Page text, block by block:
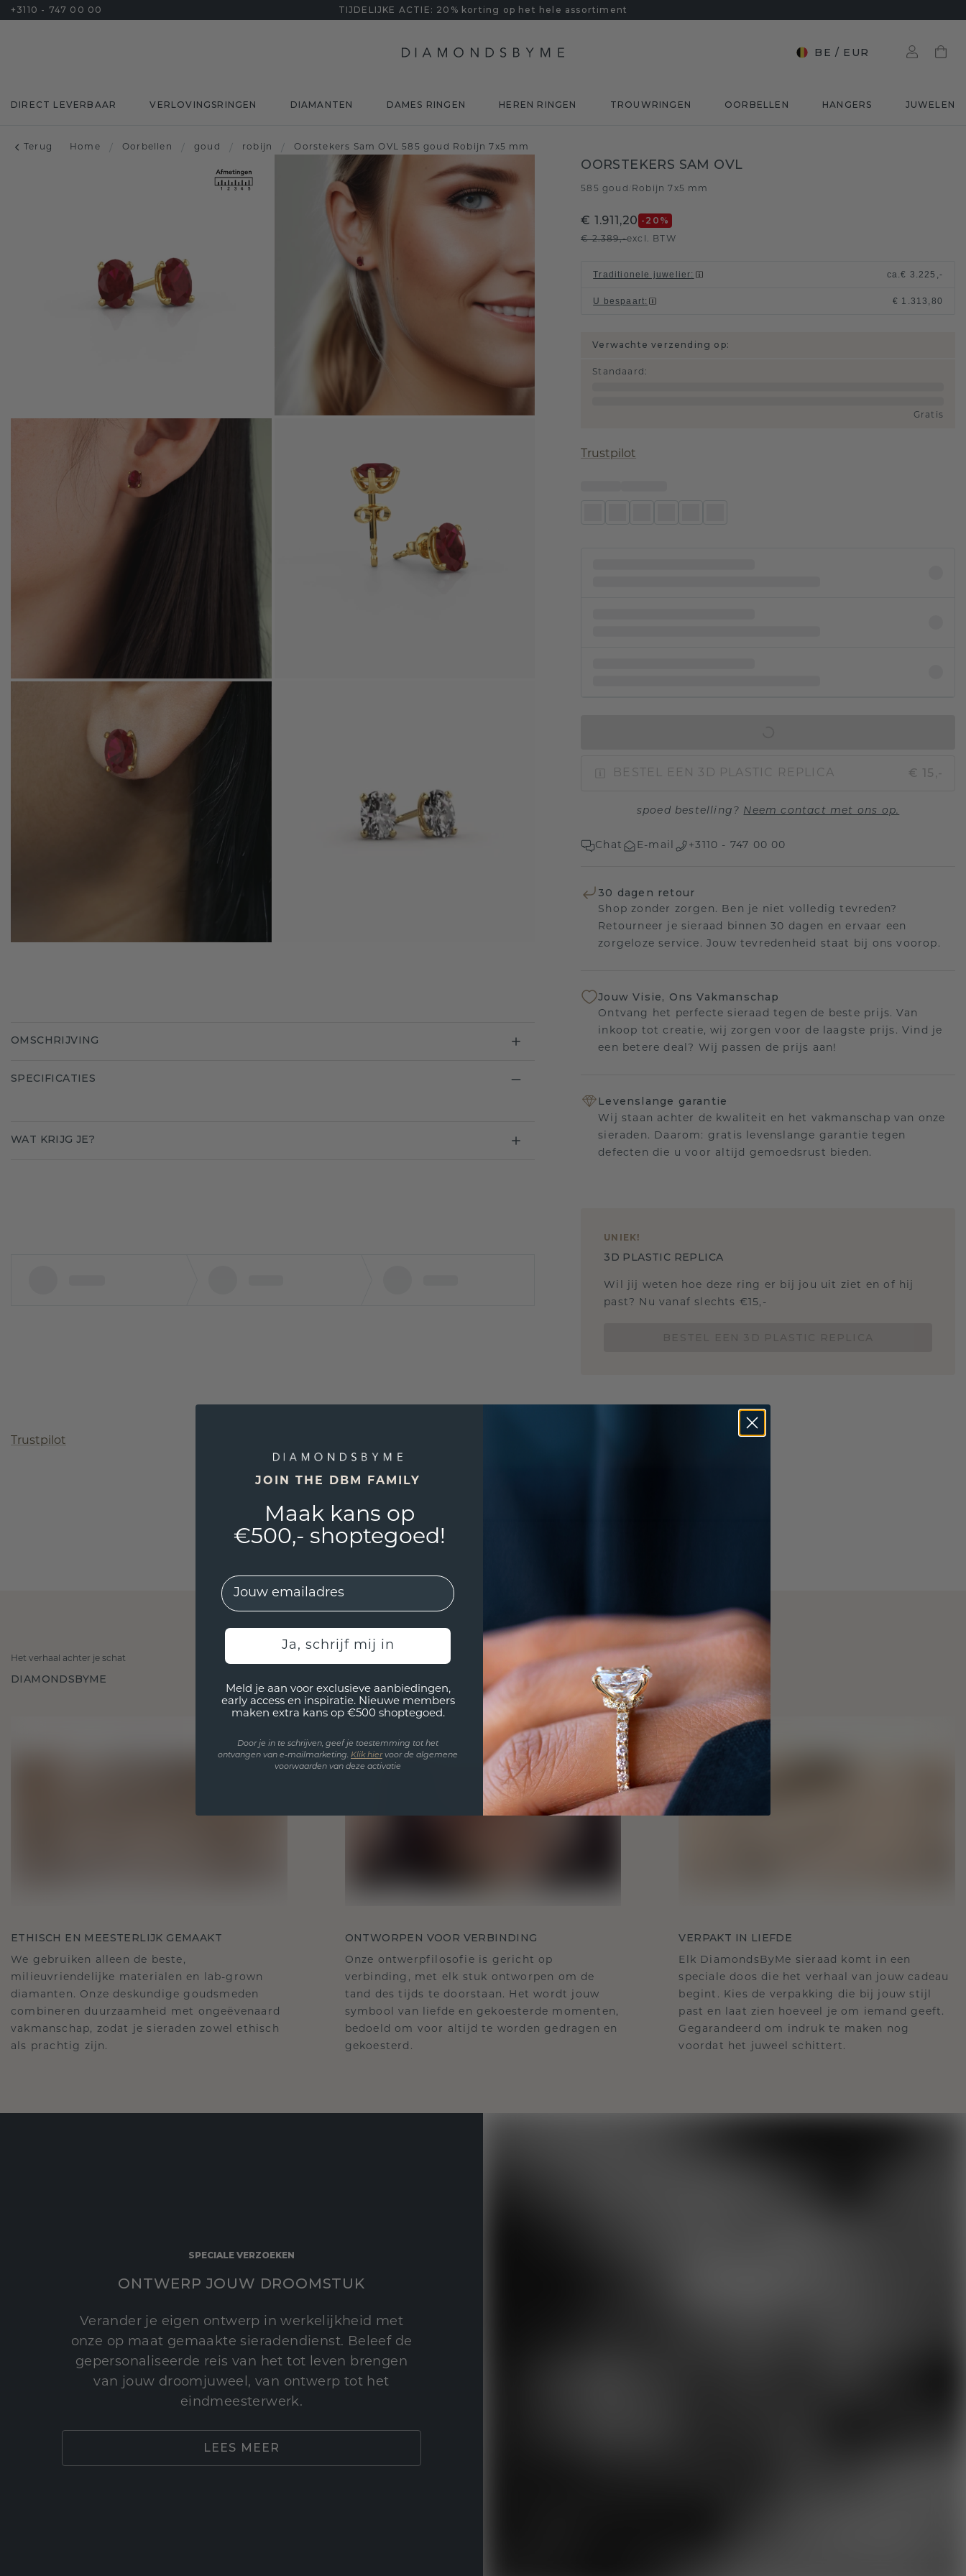
+3110 - 747 00 00 TIJDELIJKE ACTIE: 20% korting op het hele assortiment
BE / EUR
DIRECT LEVERBAAR VERLOVINGSRINGEN DIAMANTEN DAMES RINGEN HEREN RINGEN TROUWRINGEN OORBELLEN HANGERS JUWELEN
Terug Home / Oorbellen / goud / robijn / Oorstekers Sam OVL 585 goud Robijn 7x5 mm
OORSTEKERS SAM OVL
585 goud Robijn 7x5 mm
€ 1.911,20 -20 %
€ 2.389,-excl. BTW
Traditionele juwelier: ca.€ 3.225,-
U bespaart: € 1.313,80
Verwachte verzending op:
Standaard :
Gratis
Trustpilot
BESTEL EEN 3D PLASTIC REPLICA € 15,-
spoed bestelling? Neem contact met ons op.
Chat E-mail +3110 - 747 00 00
30 dagen retour
Shop zonder zorgen. Ben je niet volledig tevreden?
Retourneer je sieraad binnen 30 dagen en ervaar een
zorgeloze service. Jouw tevredenheid staat bij ons voorop.
Jouw Visie, Ons Vakmanschap
Ontvang het perfecte sieraad tegen de beste prijs. Van
inkoop tot creatie, wij zorgen voor de laagste prijs. Vind je
een betere deal? Wij passen de prijs aan!
Levenslange garantie
Wij staan achter de kwaliteit en het vakmanschap van onze
sieraden. Daarom: gratis levenslange garantie tegen
defecten die u voor altijd gemoedsrust bieden.
UNIEK!
3D PLASTIC REPLICA
Wil jij weten hoe deze ring er bij jou uit ziet en of hij
past? Nu vanaf slechts €15,-
OMSCHRIJVING
SPECIFICATIES
WAT KRIJG JE?
Trustpilot
Het verhaal achter je schat
DIAMONDSBYME
ETHISCH EN MEESTERLIJK GEMAAKT
We gebruiken alleen de beste,
milieuvriendelijke materialen en lab-grown
diamanten. Onze deskundige goudsmeden
combineren duurzaamheid met ongeëvenaard
vakmanschap, zodat je sieraden zowel ethisch
als prachtig zijn.
ONTWORPEN VOOR VERBINDING
Onze ontwerpfilosofie is gericht op
verbinding, met elk stuk ontworpen om de
tand des tijds te doorstaan. Het wordt jouw
symbool van liefde en gekoesterde momenten,
bedoeld om voor altijd te worden gedragen en
gekoesterd.
VERPAKT IN LIEFDE
Elk DiamondsByMe sieraad komt in een
speciale doos die het verhaal van jouw cadeau
begint. Kies de verpakking die bij jouw stijl
past en laat zien hoeveel je om iemand geeft.
Gegarandeerd om indruk te maken nog
voordat het juweel schittert.
SPECIALE VERZOEKEN
ONTWERP JOUW DROOMSTUK
Verander je eigen ontwerp in werkelijkheid met
onze op maat gemaakte sieradendienst. Beleef de
gepersonaliseerde reis van het tot leven brengen
van jouw droomjuweel, van ontwerp tot het
eindmeesterwerk.
LEES MEER
JOIN THE DBM FAMILY
Maak kans op
€500,- shoptegoed!
EMail
Ja, schrijf mij in
Meld je aan voor exclusieve aanbiedingen,
early access en inspiratie. Nieuwe members
maken extra kans op €500 shoptegoed.
Door je in te schrijven, geef je toestemming tot het
ontvangen van e-mailmarketing. Klik hiervoor de algemene
voorwaarden van deze activatie